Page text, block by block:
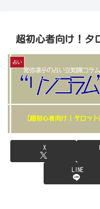
超初心者向け！タ
占い
X
LINE